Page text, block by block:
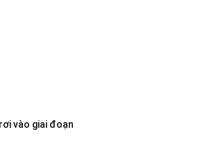
vào giai đoạn